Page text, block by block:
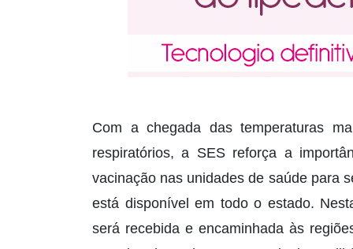
Com a chegada das temperaturas
respiratórios, a SES reforça a
vacinação nas unidades de saúde para
está disponível em todo o estado.
será recebida e encaminhada às